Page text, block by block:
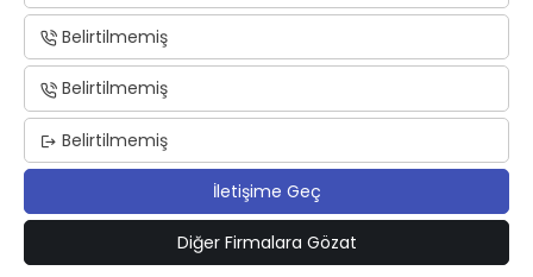
Belirtilmemiş
Belirtilmemiş
Belirtilmemiş
İletişime Geç
Diğer Firmalara Gözat